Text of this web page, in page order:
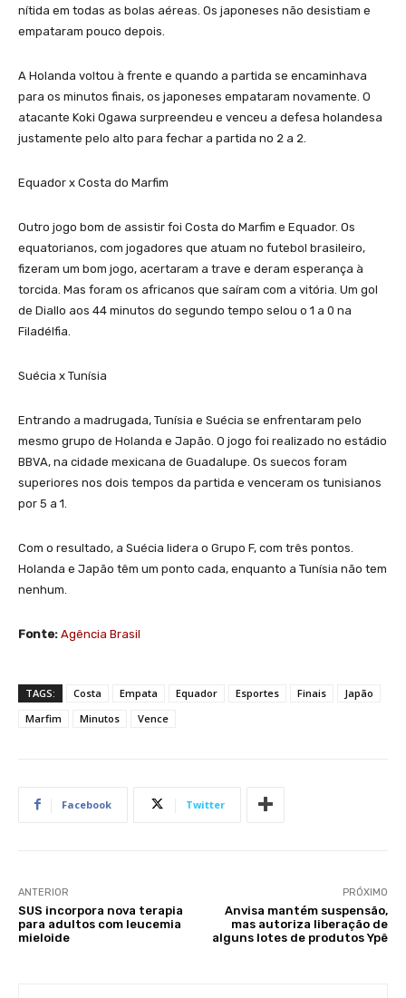
nítida em todas as bolas aéreas. Os japoneses não desistiam e
empataram pouco depois.
A Holanda voltou à frente e quando a partida se encaminhava
para os minutos finais, os japoneses empataram novamente. O
atacante Koki Ogawa surpreendeu e venceu a defesa holandesa
justamente pelo alto para fechar a partida no 2 a 2.
Equador x Costa do Marfim
Outro jogo bom de assistir foi Costa do Marfim e Equador. Os
equatorianos, com jogadores que atuam no futebol brasileiro,
fizeram um bom jogo, acertaram a trave e deram esperança à
torcida. Mas foram os africanos que saíram com a vitória. Um gol
de Diallo aos 44 minutos do segundo tempo selou o 1 a 0 na
Filadélfia.
Suécia x Tunísia
Entrando a madrugada, Tunísia e Suécia se enfrentaram pelo
mesmo grupo de Holanda e Japão. O jogo foi realizado no estádio
BBVA, na cidade mexicana de Guadalupe. Os suecos foram
superiores nos dois tempos da partida e venceram os tunisianos
por 5 a 1.
Com o resultado, a Suécia lidera o Grupo F, com três pontos.
Holanda e Japão têm um ponto cada, enquanto a Tunísia não tem
nenhum.
Fonte: Agência Brasil
TAGS: Costa Empata Equador Esportes Finais
Japão
Marfim
Minutos Vence
Facebook Twitter
ANTERIOR
SUS incorpora nova terapia
para adultos com leucemia
mieloide
PRÓXIMO
Anvisa mantém suspensão,
mas autoriza liberação de
alguns lotes de produtos Ypê